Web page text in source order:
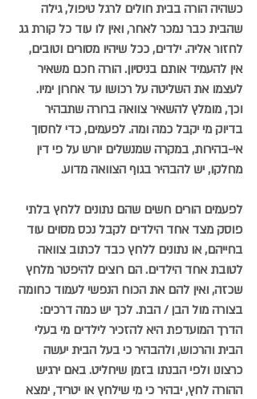
כשהיה הורה בבית חולים לרגל טיפול, גילה
שהבית כבר נמכר לאחר, ואין לו עוד כל קורת גג
לחזור אליה. ילדים, ככל שיהיו מסורים וטובים,
אין להעמיד אותם בניסיון. הורה חכם משאיר
לעצמו את השליטה על רכושו עד אחרון ימיו.
וכך, מומלץ להשאיר צוואה ברורה שתבהיר
בדיוק מי יקבל כמה ומה. לפעמים, כדי לחסוך
אי-בהירות, במקרה שמנשלים יורש על פי דין
מחלקו, יש להבהיר בגוף הצוואה מדוע.
לפעמים הורים חשים שהם נתונים ללחץ בלתי
פוסק מצד אחד הילדים לקבל נכס מסוים עוד
בחייהם, או נתונים ללחץ כבד לכתוב צוואה
לטובת אחד הילדים. הם רוצים להיפטר מלחץ
שכזה, ואין להם את הכוח הנפשי לעמוד כחומה
בצורה מול הבן / הבת. לכך יש כמה דרכים:
הדרך המועדפת היא להזכיר לילדים מי בעלי
הבית והרכוש, ולהבהיר כי בעל הבית יעשה
כרצונו ולפי הבנתו בזמן שיחליט. באם ירגיש
ההורה לחץ, יבהיר כי מי שילחץ או יטריד, ימצא